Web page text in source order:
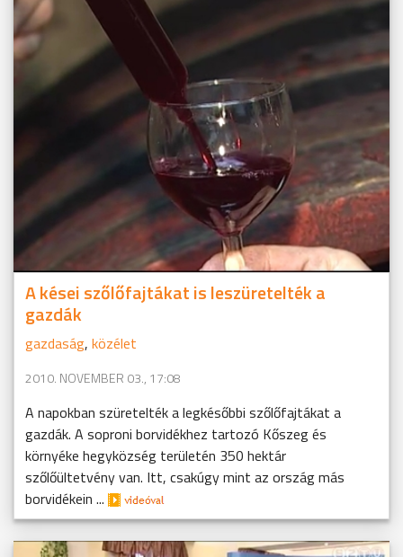
A kései szőlőfajtákat is leszüretelték a
gazdák
gazdaság, közélet
2010. NOVEMBER 03., 17:08
A napokban szüretelték a legkésőbbi szőlőfajtákat a
gazdák. A soproni borvidékhez tartozó Kőszeg és
környéke hegyközség területén 350 hektár
szőlőültetvény van. Itt, csakúgy mint az ország más
borvidékein ...